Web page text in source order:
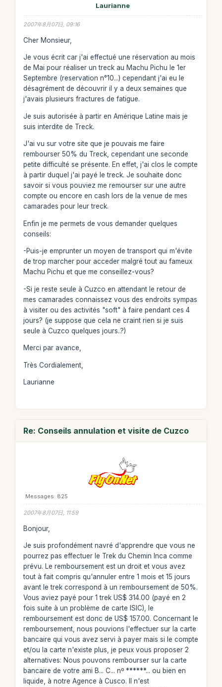
Laurianne
2007年8月07日, 09:16
Cher Monsieur,
Je vous écrit car j'ai effectué une réservation au mois
de Mai pour réaliser un treck au Machu Pichu le 1er
Septembre (reservation n°10...) cependant j'ai eu le
désagrément de découvrir il y a deux semaines que
j'avais plusieurs fractures de fatigue.
Je suis autorisée à partir en Amérique Latine mais je
suis interdite de Treck.
J'ai vu sur votre site que je pouvais me faire
rembourser 50% du Treck, cependant une seconde
petite difficulté se présente. En effet, j'ai clos le compte
à partir duquel j'ai payé le treck. Je souhaite donc
savoir si vous pouviez me remourser sur une autre
compte ou encore en cash lors de la venue de mes
camarades pour leur treck.
Enfin je me permets de vous demander quelques
conseils:
-Puis-je emprunter un moyen de transport qui m'évite
de trop marcher pour acceder malgré tout au fameux
Machu Pichu et que me conseillez-vous?
-Si je reste seule à Cuzco en attendant le retour de
mes camarades connaissez vous des endroits sympas
à visiter ou des activités "soft" à faire pendant ces 4
jours? (je suppose que cela ne craint rien si je suis
seule à Cuzco quelques jours..?)
Merci par avance,
Très Cordialement,
Laurianne
Re: Conseils annulation et visite de Cuzco
Messages: 825
2007年8月07日, 11:59
Bonjour,
Je suis profondément navré d'apprendre que vous ne
pourrez pas effectuer le Trek du Chemin Inca comme
prévu. Le remboursement est un droit et vous avez
tout à fait compris qu'annuler entre 1 mois et 15 jours
avant le trek correspond à un remboursement de 50%.
Vous aviez payé pour 1 trek US$ 314.00 (payé en 2
fois suite à un problème de carte ISIC), le
remboursement est donc de US$ 157.00. Concernant le
remboursement, nous pouvions l'effectuer sur la carte
bancaire qui vous avez servi à payer mais si le compte
et/ou la carte n'existe plus, je peux vous proposer 2
alternatives: Nous pouvons rembourser sur la carte
bancaire de votre ami B... C... nº ******... ou bien en
liquide, à notre Agence à Cusco. Il n'est